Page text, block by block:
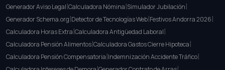
Generador Aviso Legal|Calculadora Nómina|Simulador Jubilación|
Generador Schema.org|Detector de Tecnologías Web|Festivos Andorra 2026|
Calculadora Horas Extra|Calculadora Antigüedad Laboral|
Calculadora Pensión Alimentos|Calculadora Gastos Cierre Hipoteca|
Calculadora Pensión Compensatoria|Indemnización Accidente Tráfico|